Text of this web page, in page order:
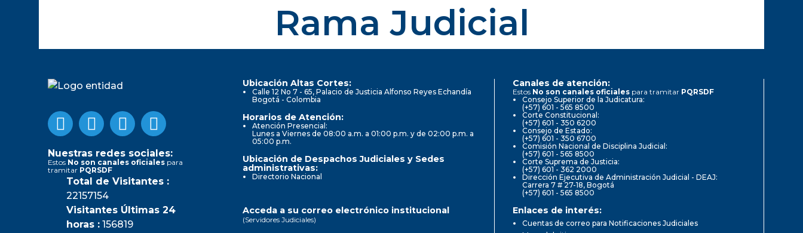
Rama Judicial
Nuestras redes sociales:
Estos No son canales oficiales para
tramitar PQRSDF
Total de Visitantes :
22157154
Visitantes Últimas 24
horas : 156819
Ubicación Altas Cortes:
Calle 12 No 7 - 65, Palacio de Justicia Alfonso Reyes Echandía
Bogotá - Colombia
Horarios de Atención:
Atención Presencial:
Lunes a Viernes de 08:00 a.m. a 01:00 p.m. y de 02:00 p.m. a
05:00 p.m.
Ubicación de Despachos Judiciales y Sedes
administrativas:
Directorio Nacional
Canales de atención:
Estos No son canales oficiales para tramitar PQRSDF
Consejo Superior de la Judicatura:
(+57) 601 - 565 8500
Corte Constitucional:
(+57) 601 - 350 6200
Consejo de Estado:
(+57) 601 - 350 6700
Comisión Nacional de Disciplina Judicial:
(+57) 601 - 565 8500
Corte Suprema de Justicia:
(+57) 601 - 362 2000
Dirección Ejecutiva de Administración Judicial - DEAJ:
Carrera 7 # 27-18, Bogotá
(+57) 601 - 565 8500
Acceda a su correo electrónico institucional
(Servidores Judiciales)
Enlaces de interés:
Cuentas de correo para Notificaciones Judiciales